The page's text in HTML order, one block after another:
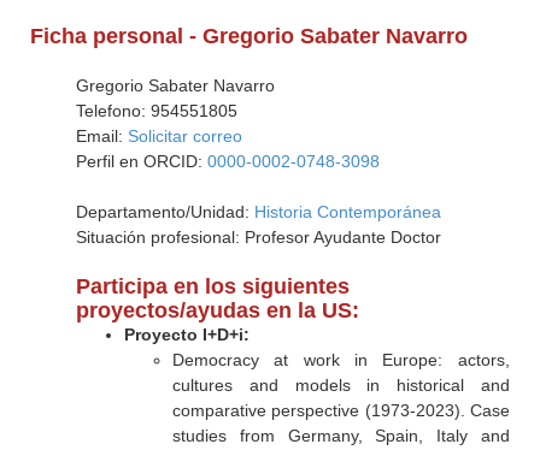
Ficha personal - Gregorio Sabater Navarro
Gregorio Sabater Navarro
Telefono: 954551805
Email: Solicitar correo
Perfil en ORCID: 0000-0002-0748-3098
Departamento/Unidad: Historia Contemporánea
Situación profesional: Profesor Ayudante Doctor
Participa en los siguientes
proyectos/ayudas en la US:
Proyecto I+D+i:
Democracy at work in Europe: actors,
cultures and models in historical and
comparative perspective (1973-2023). Case
studies from Germany, Spain, Italy and